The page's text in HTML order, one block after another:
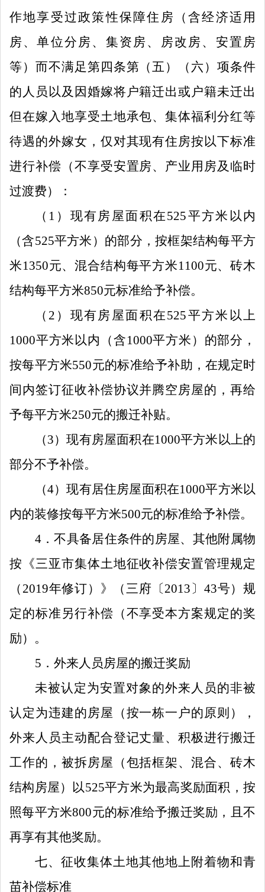
作地享受过政策性保障住房 （含经济适用
房、单位分房、集资房、房改房、 安置房
等）而不满足第四条第 （五）
（六）项条件
的人员以及因婚嫁将户籍迁出或户籍未迁出
但在嫁入地享受土地承包、集体福利分红等
待遇的外嫁女，仅对其现有住房按以下标准
进行补偿 （不享受安置房、产业用房及 临时
过渡费）
：
（ 1 ） 现有房屋面积在525平方米以内
（含525平方米）的部分，按框架结构每平方
米1350元、混合结构每平方米1100元、砖木
结构每平方米850元标准给予补偿。
（ 2 ） 现有房屋面积在525平方米以上
1000平方米以内（含1000平方米）的部分，
按每平方米550元的标准给予补助，在规定时
间内签订征收补偿协议并腾空房屋的，再给
予每平方米250元的搬迁补贴。
（3）现有房屋面积在1000平方米以上的
部分不予补偿。
（4）现有居住房屋面积在1000平方米以
内的装修按每平方米500元的标准给予补偿。
4．不具备居住条件的房屋、其他附属物
按《三亚市集体土地征收补偿安置管理规定
（ 2019年修订）》（三府〔2013 〕 43号）规
定的标准另行补偿（不享受本方案规定的奖
励）。
5 ． 外来人员房屋的搬迁奖励
未被认定为安置对象 的外来人员的非被
认定为违建的房屋（按一栋一户的原则），
外来人员主动配合登记丈量、积极进行搬迁
工作的，被拆房屋（包括框架、混合、砖木
结构房屋）以525平方米为最高奖励面积，按
照每平方米800元的标准给予搬迁奖励，且不
再享有其他奖励。
七、征收集体土地其他地上附着物和青
苗补偿标准